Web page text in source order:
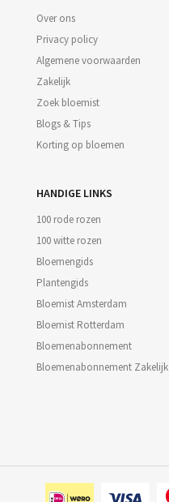
Over ons
Privacy policy
Algemene voorwaarden
Zakelijk
Zoek bloemist
Blogs & Tips
Korting op bloemen
HANDIGE LINKS
100 rode rozen
100 witte rozen
Bloemengids
Plantengids
Bloemist Amsterdam
Bloemist Rotterdam
Bloemenabonnement
Bloemenabonnement Zakelijk